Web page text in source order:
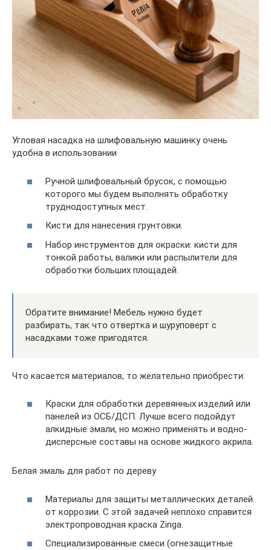
Угловая насадка на шлифовальную машинку очень
удобна в использовании
Ручной шлифовальный брусок, с помощью
которого мы будем выполнять обработку
труднодоступных мест.
Кисти для нанесения грунтовки.
Набор инструментов для окраски: кисти для
тонкой работы, валики или распылители для
обработки больших площадей.
Обратите внимание! Мебель нужно будет
разбирать, так что отвертка и шуруповерт с
насадками тоже пригодятся.
Что касается материалов, то желательно приобрести:
Краски для обработки деревянных изделий или
панелей из ОСБ/ДСП. Лучше всего подойдут
алкидные эмали, но можно применять и водно-
дисперсные составы на основе жидкого акрила.
Белая эмаль для работ по дереву
Материалы для защиты металлических деталей
от коррозии. С этой задачей неплохо справится
электропроводная краска Zinga.
Специализированные смеси (огнезащитные